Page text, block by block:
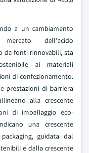
a un cambiamento
dell'acido
da fonti rinnovabili, sta
ai materiali
di confezionamento.
prestazioni di barriera
alla crescente
di imballaggio eco-
una crescente
guidata dal
e dalla crescente